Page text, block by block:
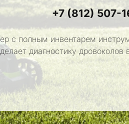
+7 (812) 507-
с полным инвентарем
диагностику